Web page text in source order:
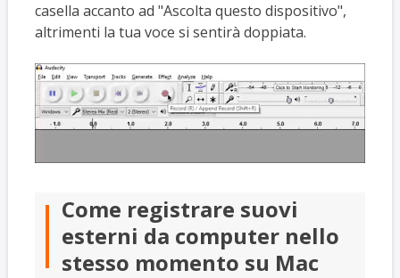
casella accanto ad "Ascolta questo dispositivo",
altrimenti la tua voce si sentirà doppiata.
Come registrare suovi
esterni da computer nello
stesso momento su Mac